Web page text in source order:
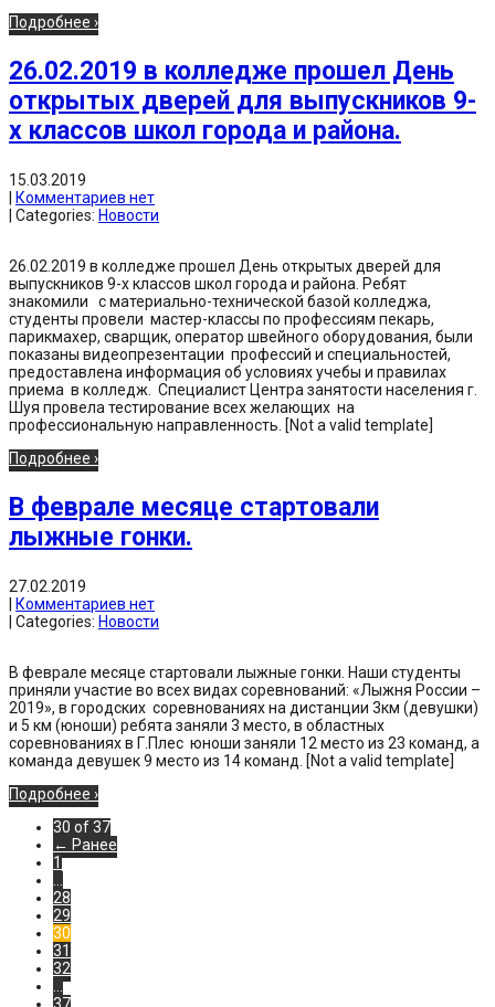
Подробнее ›
26.02.2019 в колледже прошел День
открытых дверей для выпускников 9-
х классов школ города и района.
15.03.2019
Комментариев нет
| Categories: Новости
26.02.2019 в колледже прошел День открытых дверей для
выпускников 9-х классов школ города и района. Ребят
знакомили с материально-технической базой колледжа,
студенты провели мастер-классы по профессиям пекарь,
парикмахер, сварщик, оператор швейного оборудования, были
показаны видеопрезентации профессий и специальностей,
предоставлена информация об условиях учебы и правилах
приема в колледж. Специалист Центра занятости населения г.
Шуя провела тестирование всех желающих на
профессиональную направленность. [Not a valid template]
Подробнее ›
В феврале месяце стартовали
лыжные гонки.
27.02.2019
Комментариев нет
| Categories: Новости
В феврале месяце стартовали лыжные гонки. Наши студенты
приняли участие во всех видах соревнований: «Лыжня России –
2019», в городских соревнованиях на дистанции 3км (девушки)
и 5 км (юноши) ребята заняли 3 место, в областных
соревнованиях в Г.Плес юноши заняли 12 место из 23 команд, а
команда девушек 9 место из 14 команд. [Not a valid template]
Подробнее ›
30 of 37
← Ранее
1
…
28
29
30
31
32
…